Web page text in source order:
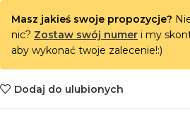
Masz jakieś swoje propozycje?
nic? Zostaw swój numer i my
aby wykonać twoje zalecenie!:)
Dodaj do ulubionych